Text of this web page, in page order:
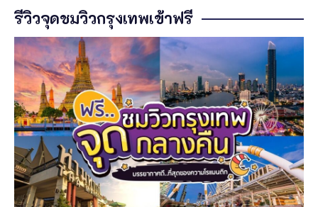
รีวิวจุดชมวิวกรุงเทพเข้าฟรี